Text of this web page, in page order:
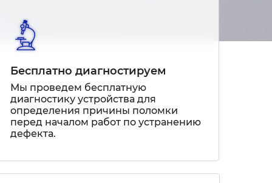
Бесплатно диагностируем
Мы проведем бесплатную
диагностику устройства для
определения причины поломки
перед началом работ по устранению
дефекта.